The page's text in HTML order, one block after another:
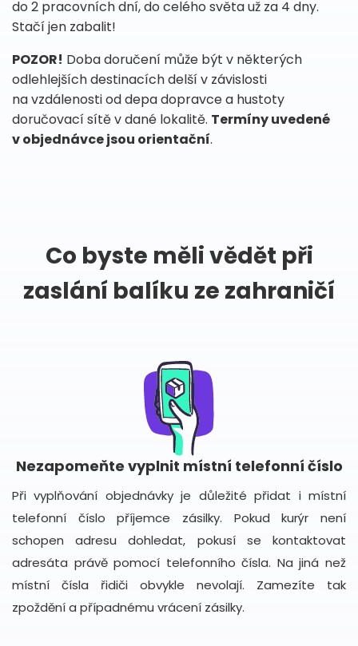
do 2 pracovních dní, do celého světa už za 4 dny.
Stačí jen zabalit!
POZOR! Doba doručení může být v některých
odlehlejších destinacích delší v závislosti
na vzdálenosti od depa dopravce a hustoty
doručovací sítě v dané lokalitě. Termíny uvedené
v objednávce jsou orientační.
Co byste měli vědět při
zaslání balíku ze zahraničí
Nezapomeňte vyplnit místní telefonní číslo
Při vyplňování objednávky je důležité přidat i místní
telefonní číslo příjemce zásilky. Pokud kurýr není
schopen adresu dohledat, pokusí se kontaktovat
adresáta právě pomocí telefonního čísla. Na jiná než
místní čísla řidiči obvykle nevolají. Zamezíte tak
zpoždění a případnému vrácení zásilky.